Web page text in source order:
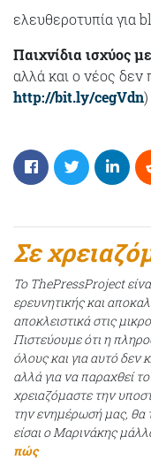
ελευθεροτυπία για
Παιχνίδια ισχύος
αλλά και ο νέος δεν
http://bit.ly/cegVdn)
Σε
Το ThePressProject
ερευνητικής και
αποκλειστικά στις
Πιστεύουμε ότι η
όλους και για αυτό δεν
αλλά για να παραχθεί
χρειαζόμαστε την
την ενημέρωσή μας, θα
είσαι ο Μαρινάκης
πώς